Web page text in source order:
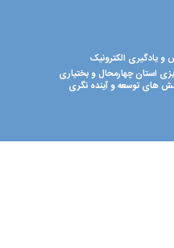
و یادگیری الکترونیک
استان چهارمحال و بختیاری
های توسعه و آینده نگری